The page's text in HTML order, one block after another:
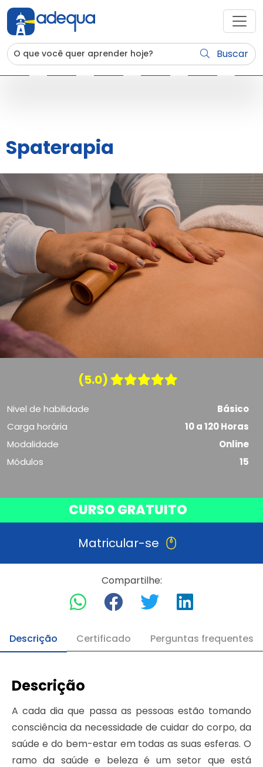
Buscar
Spaterapia
(5.0)
Nivel de habilidade
Básico
Carga horária
10 a 120 Horas
Modalidade
Online
Módulos
15
CURSO GRATUITO
Matricular-se
Compartilhe:
Descrição Certificado Perguntas frequentes
Descrição
A cada dia que passa as pessoas estão tomando
consciência da necessidade de cuidar do corpo, da
saúde e do bem-estar em todas as suas esferas. O
ramo da saúde e beleza é um setor que está